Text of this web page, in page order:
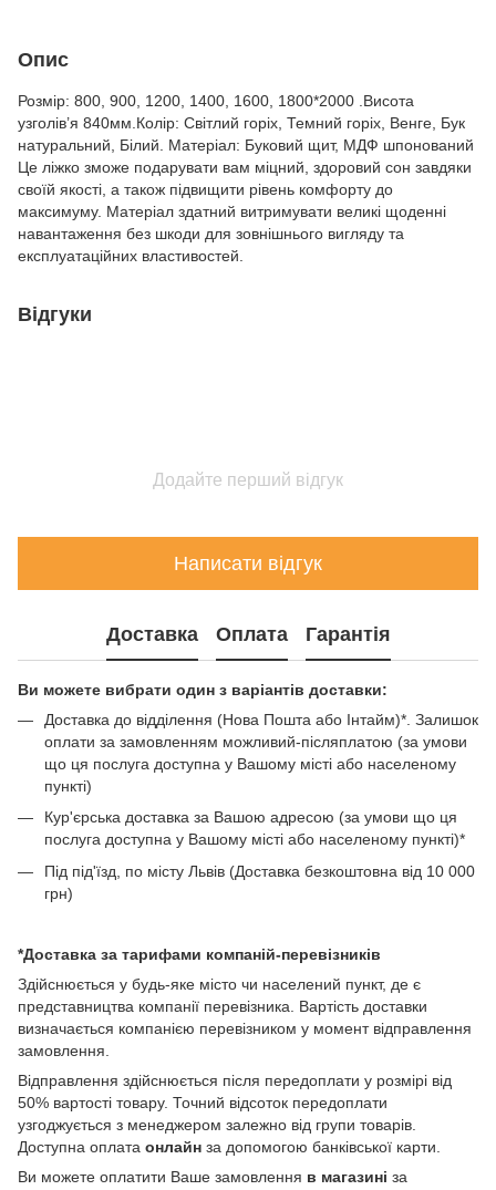
Опис
Розмір: 800, 900, 1200, 1400, 1600, 1800*2000 .Висота
узголів’я 840мм.Колір: Світлий горіх, Темний горіх, Венге, Бук
натуральний, Білий. Матеріал: Буковий щит, МДФ шпонований
Це ліжко зможе подарувати вам міцний, здоровий сон завдяки
своїй якості, а також підвищити рівень комфорту до
максимуму. Матеріал здатний витримувати великі щоденні
навантаження без шкоди для зовнішнього вигляду та
експлуатаційних властивостей.
Відгуки
Додайте перший відгук
Написати відгук
Доставка Оплата Гарантія
Ви можете вибрати один з варіантів доставки:
Доставка до відділення (Нова Пошта або Інтайм)*. Залишок
оплати за замовленням можливий-післяплатою (за умови
що ця послуга доступна у Вашому місті або населеному
пункті)
Кур'єрська доставка за Вашою адресою (за умови що ця
послуга доступна у Вашому місті або населеному пункті)*
Під під'їзд, по місту Львів (Доставка безкоштовна від 10 000
грн)
*Доставка за тарифами компаній-перевізників
Здійснюється у будь-яке місто чи населений пункт, де є
представництва компанії перевізника. Вартість доставки
визначається компанією перевізником у момент відправлення
замовлення.
Відправлення здійснюється після передоплати у розмірі від
50% вартості товару. Точний відсоток передоплати
узгоджується з менеджером залежно від групи товарів.
Доступна оплата онлайн за допомогою банківської карти.
Ви можете оплатити Ваше замовлення в магазині за